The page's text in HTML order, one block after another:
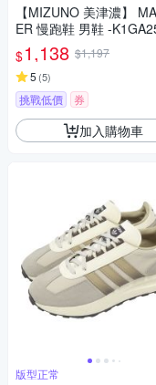
【MIZUNO 美津濃】
ER 慢跑鞋 男鞋 -
$1,138 $1,197
5 (5)
挑戰低價 券
加入購物車
版型正常